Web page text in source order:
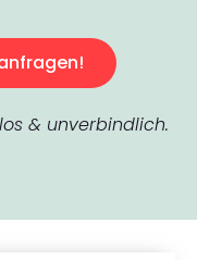
& unverbindlich.